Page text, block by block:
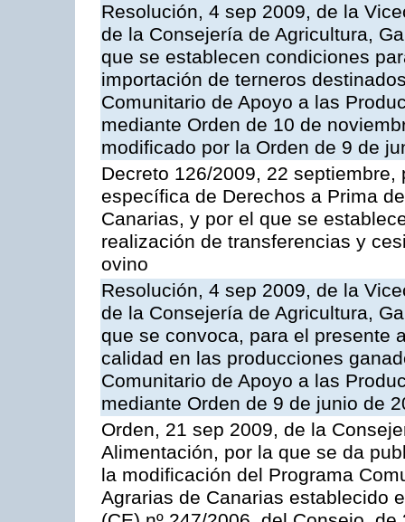
Resolución, 4 sep 2009, de la
de la Consejería de Agricultura,
que se establecen condiciones
importación de terneros
Comunitario de Apoyo a las
mediante Orden de 10 de
modificado por la Orden de 9 de
Decreto 126/2009, 22
específica de Derechos a Prima
Canarias, y por el que se
realización de transferencias y
ovino
Resolución, 4 sep 2009, de la
de la Consejería de Agricultura,
que se convoca, para el presente
calidad en las producciones
Comunitario de Apoyo a las
mediante Orden de 9 de junio de
Orden, 21 sep 2009, de la
Alimentación, por la que se da
la modificación del Programa
Agrarias de Canarias establecido